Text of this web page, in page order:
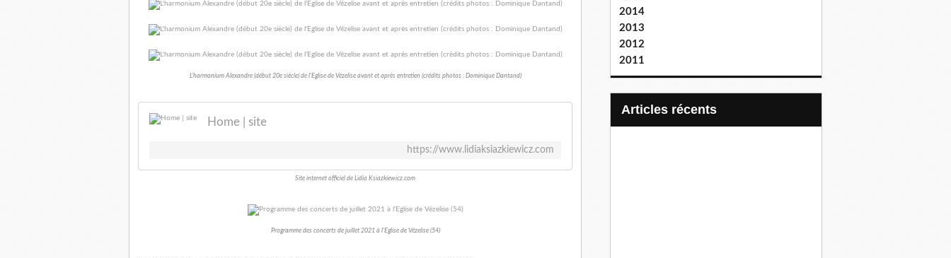
L'harmonium Alexandre (début 20e siècle) de l'Eglise de Vézelise avant et après entretien (crédits photos : Dominique Dantand)
Home | site
https://www.lidiaksiazkiewicz.com
Site internet officiel de Lidia Ksiazkiewicz.com
Programme des concerts de juillet 2021 à l'Eglise de Vézelise (54)
2014
2013
2012
2011
articles récents